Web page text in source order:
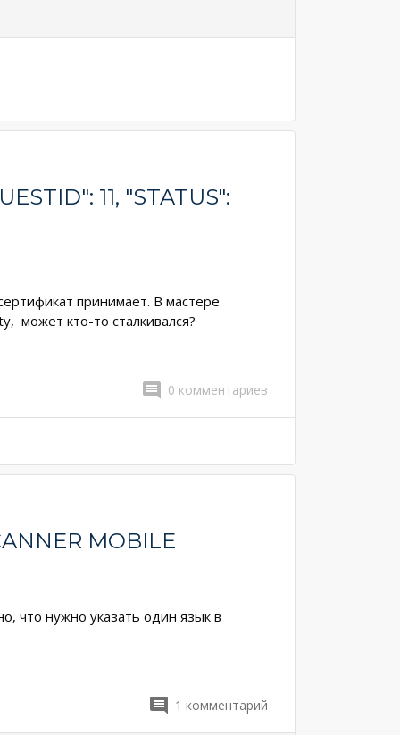
11, "STATUS":
принимает. В мастере
может кто-то сталкивался?
0 комментариев
MOBILE
что нужно указать один язык в
1 комментарий